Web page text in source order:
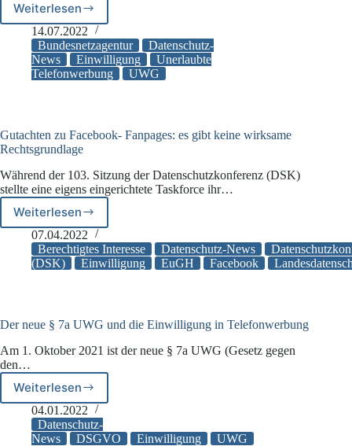
WeiterlesenBundesnetzagentur:
Auslegungshinweise
zur
Dokumentationspflicht
für
14.07.2022
Bundesnetzagentur
Datenschutz-
News
Einwilligung
Unerlaubte
Telefonwerbung
UWG
Gutachten zu Facebook- Fanpages: es gibt keine wirksame
Rechtsgrundlage
Während der 103. Sitzung der Datenschutzkonferenz (DSK)
stellte eine eigens eingerichtete Taskforce ihr…
WeiterlesenGutachten
zu
Facebook-
Fanpages:
wirksame
07.04.2022
Berechtigtes Interesse
Datenschutz-News
(DSK)
Einwilligung EuGH Facebook
Der neue § 7a UWG und die Einwilligung in Telefonwerbung
Am 1. Oktober 2021 ist der neue § 7a UWG (Gesetz gegen
den…
Weiterlesen
Der
neue
§
7a
04.01.2022
Datenschutz-
News
DSGVO Einwilligung UWG